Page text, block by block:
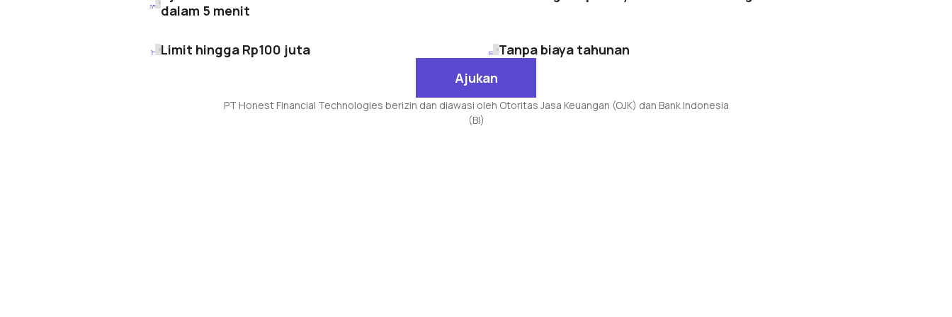
dalam 5 menit
Limit hingga Rp100 juta Tanpa biayatahunan
Ajukan
PT Honest Financial Technologies berizin dan diawasi oleh Otoritas Jasa Keuangan (OJK) dan Bank Indonesia
(BI)